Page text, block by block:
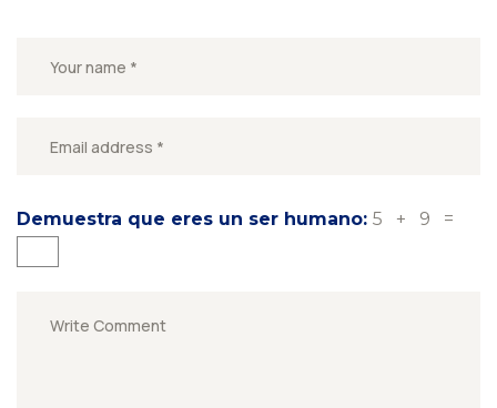
Demuestra que eres un ser humano: 5 + 9 =